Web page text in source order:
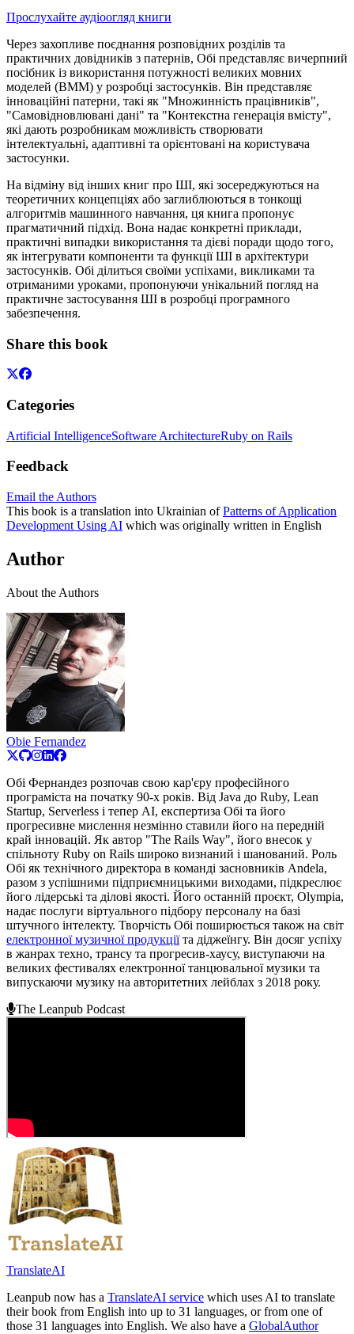
Прослухайте аудіоогляд книги
Через захопливе поєднання розповідних розділів та
практичних довідників з патернів, Обі представляє вичерпний
посібник із використання потужності великих мовних
моделей (ВММ) у розробці застосунків. Він представляє
інноваційні патерни, такі як "Множинність працівників",
"Самовідновлювані дані" та "Контекстна генерація вмісту",
які дають розробникам можливість створювати
інтелектуальні, адаптивні та орієнтовані на користувача
застосунки.
На відміну від інших книг про ШІ, які зосереджуються на
теоретичних концепціях або заглиблюються в тонкощі
алгоритмів машинного навчання, ця книга пропонує
прагматичний підхід. Вона надає конкретні приклади,
практичні випадки використання та дієві поради щодо того,
як інтегрувати компоненти та функції ШІ в архітектури
застосунків. Обі ділиться своїми успіхами, викликами та
отриманими уроками, пропонуючи унікальний погляд на
практичне застосування ШІ в розробці програмного
забезпечення.
Share this book
Categories
Artificial IntelligenceSoftware ArchitectureRuby on Rails
Feedback
Email the Authors
This book is a translation into Ukrainian ofPatterns of Application
Development Using AI which was originally written in English
Author
About the Authors
Obie Fernandez
Обі Фернандез розпочав свою кар'єру професійного
програміста на початку 90-х років. Від Java до Ruby, Lean
Startup, Serverless і тепер AI, експертиза Обі та його
прогресивне мислення незмінно ставили його на передній
край інновацій. Як автор "The Rails Way", його внесок у
спільноту Ruby on Rails широко визнаний і шанований. Роль
Обі як технічного директора в команді засновників Andela,
разом з успішними підприємницькими виходами, підкреслює
його лідерські та ділові якості. Його останній проєкт, Olympia,
надає послуги віртуального підбору персоналу на базі
штучного інтелекту. Творчість Обі поширюється також на світ
електронної музичної продукціїта діджеїнгу. Він досяг успіху
в жанрах техно, трансу та прогресив-хаусу, виступаючи на
великих фестивалях електронної танцювальної музики та
випускаючи музику на авторитетних лейблах з 2018 року.
The Leanpub Podcast
TranslateAI
Leanpub now has a TranslateAI service which uses AI to translate
their book from English into up to 31 languages, or from one of
those 31 languages into English. We also have a GlobalAuthor